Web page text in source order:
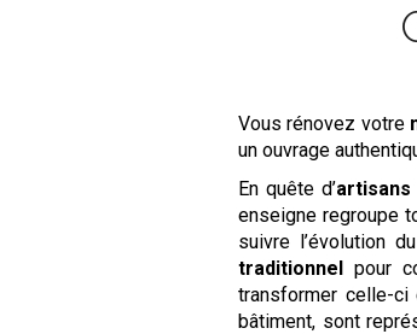
Vous rénovez votre
un ouvrage
En quête d’artisans
enseigne regroupe
suivre l’évolution
traditionnel pour
transformer celle-
bâtiment, sont